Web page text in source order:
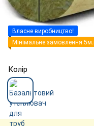
Власне виробництво!
Мінімальне замовлення
Колір